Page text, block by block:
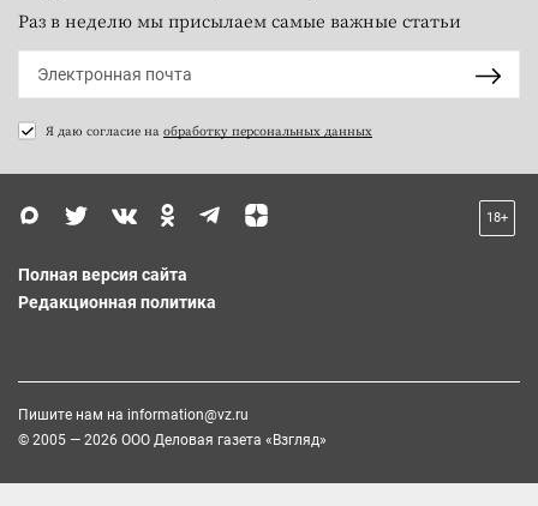
Раз в неделю мы присылаем самые важные статьи
Я даю согласие на обработку персональных данных
18+
Полная версия сайта
Редакционная политика
Пишите нам на information@vz.ru
© 2005 — 2026 ООО Деловая газета «Взгляд»